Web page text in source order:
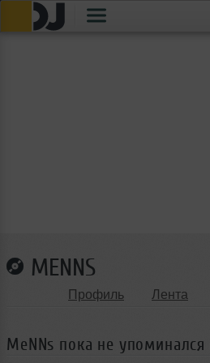
MENNS
Профиль Лента
MeNNs пока не упоминался